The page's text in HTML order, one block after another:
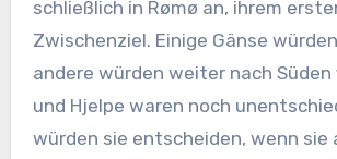
schließlich in Rømø an, ihrem
Zwischenziel. Einige Gänse
andere würden weiter nach Süden
und Hjelpe waren noch
würden sie entscheiden, wenn sie